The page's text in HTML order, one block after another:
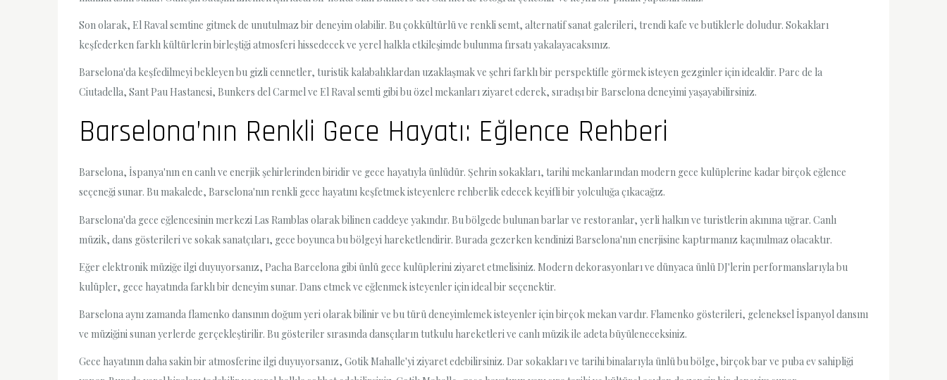
Son olarak, El Raval semtine gitmek de unutulmaz bir deneyim olabilir. Bu çokkültürlü ve renkli semt, alternatif sanat galerileri, trendi kafe ve butiklerle doludur. Sokakları
keşfederken farklı kültürlerin birleştiği atmosferi hissedecek ve yerel halkla etkileşimde bulunma fırsatı yakalayacaksınız.
Barselona'da keşfedilmeyi bekleyen bu gizli cennetler, turistik kalabalıklardan uzaklaşmak ve şehri farklı bir perspektifle görmek isteyen gezginler için idealdir. Parc de la
Ciutadella, Sant Pau Hastanesi, Bunkers del Carmel ve El Raval semti gibi bu özel mekanları ziyaret ederek, sıradışı bir Barselona deneyimi yaşayabilirsiniz.
Barselona’nın Renkli Gece Hayatı: Eğlence Rehberi
Barselona, İspanya'nın en canlı ve enerjik şehirlerinden biridir ve gece hayatıyla ünlüdür. Şehrin sokakları, tarihi mekanlarından modern gece kulüplerine kadar birçok eğlence
seçeneği sunar. Bu makalede, Barselona'nın renkli gece hayatını keşfetmek isteyenlere rehberlik edecek keyifli bir yolculuğa çıkacağız.
Barselona'da gece eğlencesinin merkezi Las Ramblas olarak bilinen caddeye yakındır. Bu bölgede bulunan barlar ve restoranlar, yerli halkın ve turistlerin akınına uğrar. Canlı
müzik, dans gösterileri ve sokak sanatçıları, gece boyunca bu bölgeyi hareketlendirir. Burada gezerken kendinizi Barselona'nın enerjisine kaptırmanız kaçınılmaz olacaktır.
Eğer elektronik müziğe ilgi duyuyorsanız, Pacha Barcelona gibi ünlü gece kulüplerini ziyaret etmelisiniz. Modern dekorasyonları ve dünyaca ünlü DJ'lerin performanslarıyla bu
kulüpler, gece hayatında farklı bir deneyim sunar. Dans etmek ve eğlenmek isteyenler için ideal bir seçenektir.
Barselona aynı zamanda flamenko dansının doğum yeri olarak bilinir ve bu türü deneyimlemek isteyenler için birçok mekan vardır. Flamenko gösterileri, geleneksel İspanyol dansını
ve müziğini sunan yerlerde gerçekleştirilir. Bu gösteriler sırasında dansçıların tutkulu hareketleri ve canlı müzik ile adeta büyüleneceksiniz.
Gece hayatının daha sakin bir atmosferine ilgi duyuyorsanız, Gotik Mahalle'yi ziyaret edebilirsiniz. Dar sokakları ve tarihi binalarıyla ünlü bu bölge, birçok bar ve puba ev sahipliği